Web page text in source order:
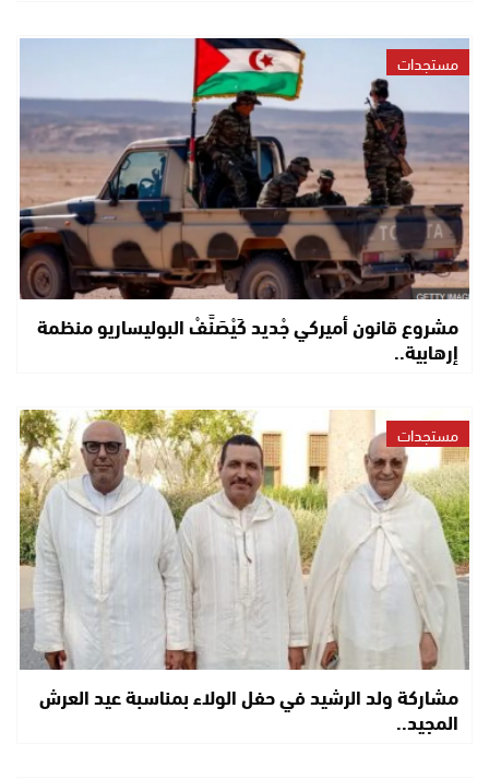
مستجدات
مشروع قانون أميركي جْديد كَيْصَنَّفْ البوليساريو منظمة
إرهابية..
مستجدات
مشاركة ولد الرشيد في حفل الولاء بمناسبة عيد العرش
المجيد..